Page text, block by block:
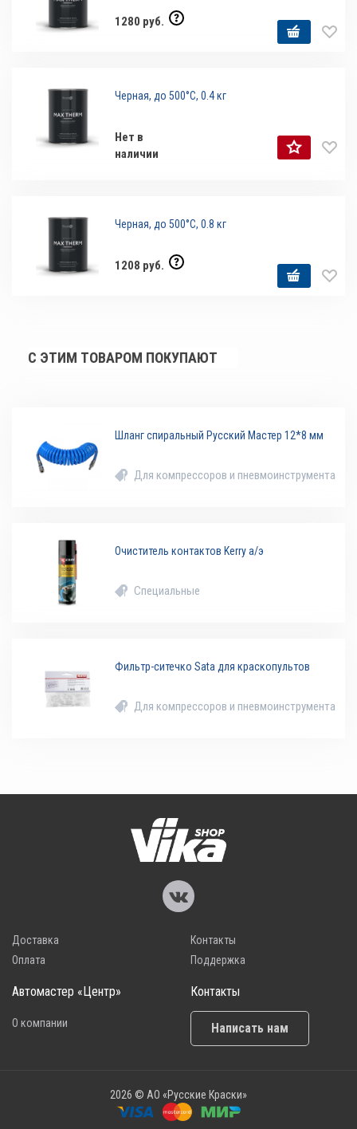
1280 руб.
Черная, до 500°С, 0.4 кг
Нет в
наличии
Черная, до 500°С, 0.8 кг
1208 руб.
С ЭТИМ ТОВАРОМ ПОКУПАЮТ
Шланг спиральный Русский Мастер 12*8 мм
Для компрессоров и пневмоинструмента
Очиститель контактов Kerry а/э
Специальные
Фильтр-ситечко Sata для краскопультов
Для компрессоров и пневмоинструмента
Доставка
Оплата
Контакты
Поддержка
Автомастер «Центр»
О компании
Контакты
Написать нам
2026 © АО «Русские Краски»